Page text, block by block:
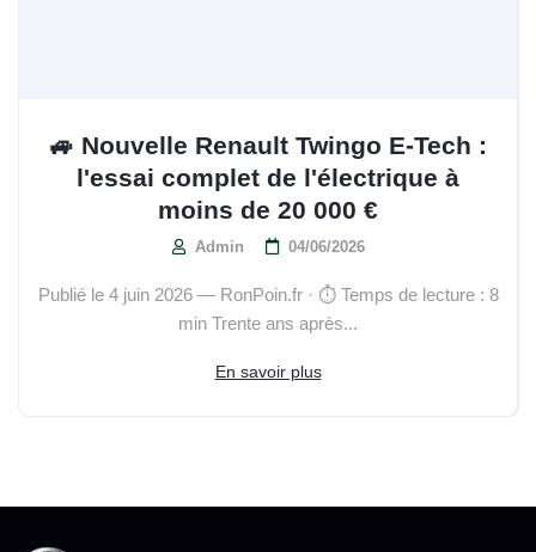
🚙 Nouvelle Renault Twingo E-Tech :
l'essai complet de l'électrique à
moins de 20 000 €
Admin 04/06/2026
Publié le 4 juin 2026 — RonPoin.fr · ⏱️ Temps de lecture : 8
min Trente ans après...
En savoir plus